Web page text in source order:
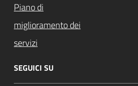
Piano di
miglioramento dei
servizi
SEGUICI SU